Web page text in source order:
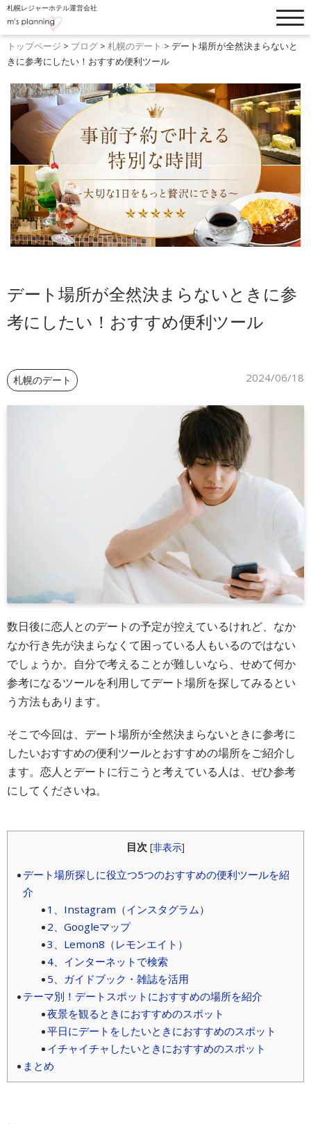
札幌レジャーホテル運営会社
トップぺージ
ホテルリスト
客室・料金一覧
設備・オプション
ウォーターホテルK
お知らせ
フードメニュー
ブログ
よくあるご質問
採用情報
トップページ > ブログ > 札幌のデート > デート場所が全然決まらないと
きに参考にしたい！おすすめ便利ツール
デート場所が全然決まらないときに参
考にしたい！おすすめ便利ツール
札幌のデート 2024/06/18
数日後に恋人とのデートの予定が控えているけれど、なか
なか行き先が決まらなくて困っている人もいるのではない
でしょうか。自分で考えることが難しいなら、せめて何か
参考になるツールを利用してデート場所を探してみるとい
う方法もあります。
そこで今回は、デート場所が全然決まらないときに参考に
したいおすすめの便利ツールとおすすめの場所をご紹介し
ます。恋人とデートに行こうと考えている人は、ぜひ参考
にしてくださいね。
目次 [非表示]
デート場所探しに役立つ5つのおすすめの便利ツールを紹
介
1、Instagram（インスタグラム）
2、Googleマップ
3、Lemon8（レモンエイト）
4、インターネットで検索
5、ガイドブック・雑誌を活用
テーマ別！デートスポットにおすすめの場所を紹介
夜景を観るときにおすすめのスポット
平日にデートをしたいときにおすすめのスポット
イチャイチャしたいときにおすすめのスポット
まとめ